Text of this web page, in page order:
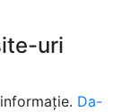
uri
Da-